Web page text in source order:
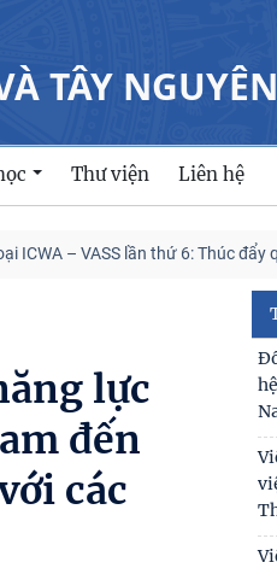
TÂY NGUYÊN
Thư viện Liên hệ
VASS lần thứ 6: Thúc đẩy quan hệ
lực
đến
các